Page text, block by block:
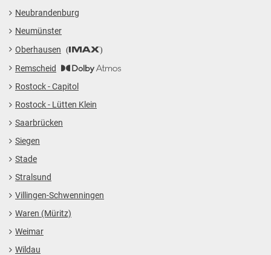
Neubrandenburg
Neumünster
Oberhausen
Remscheid
Rostock - Capitol
Rostock - Lütten Klein
Saarbrücken
Siegen
Stade
Stralsund
Villingen-Schwenningen
Waren (Müritz)
Weimar
Wildau
Datenschutzhinweise
Cookie Einstellungen
Infopflicht
Impressum
Gutscheine
Geschäftskunden-Gutscheine